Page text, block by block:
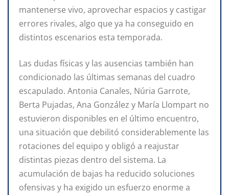
mantenerse vivo, aprovechar espacios y castigar
errores rivales, algo que ya ha conseguido en
distintos escenarios esta temporada.
Las dudas físicas y las ausencias también han
condicionado las últimas semanas del cuadro
escapulado. Antonia Canales, Núria Garrote,
Berta Pujadas, Ana González y María Llompart no
estuvieron disponibles en el último encuentro,
una situación que debilitó considerablemente las
rotaciones del equipo y obligó a reajustar
distintas piezas dentro del sistema. La
acumulación de bajas ha reducido soluciones
ofensivas y ha exigido un esfuerzo enorme a